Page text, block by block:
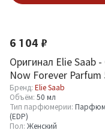
6 104 ₽
Оригинал Elie Saab
Now Forever Parfum
Бренд: Elie Saab
Объём: 50 мл
Тип парфюмерии:
(EDP)
Пол: Женский